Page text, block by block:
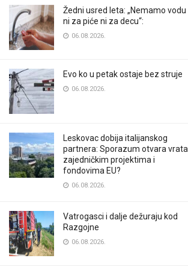
Žedni usred leta: „Nemamo vodu
ni za piće ni za decu“:
06.08.2026.
Evo ko u petak ostaje bez struje
06.08.2026.
Leskovac dobija italijanskog
partnera: Sporazum otvara vrata
zajedničkim projektima i
fondovima EU?
06.08.2026.
Vatrogasci i dalje dežuraju kod
Razgojne
06.08.2026.